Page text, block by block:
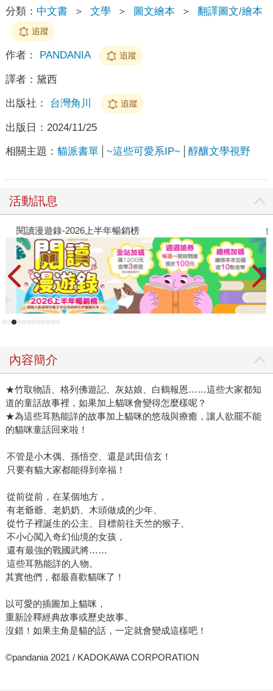
分類： 中文書 ＞ 文學 ＞ 圖文繪本 ＞ 翻譯圖文/繪本
追蹤
作者： PANDANIA 追蹤
譯者： 黛西
出版社： 台灣角川 追蹤
出版日： 2024/11/25
相關主題： 貓派書單 ~這些可愛系IP~ 醇釀文學視野
活動訊息
閱讀漫遊錄-2026上半年暢銷榜
內容簡介
★竹取物語、格列佛遊記、灰姑娘、白鶴報恩……這些大家都知
道的童話故事裡，如果加上貓咪會變得怎麼樣呢？
★為這些耳熟能詳的故事加上貓咪的悠哉與療癒，讓人欲罷不能
的貓咪童話回來啦！
不管是小木偶、孫悟空、還是武田信玄！
只要有貓大家都能得到幸福！
從前從前，在某個地方，
有老爺爺、老奶奶、木頭做成的少年、
從竹子裡誕生的公主、目標前往天竺的猴子、
不小心闖入奇幻仙境的女孩，
還有最強的戰國武將……
這些耳熟能詳的人物。
其實他們，都最喜歡貓咪了！
以可愛的插圖加上貓咪，
重新詮釋經典故事或歷史故事。
沒錯！如果主角是貓的話，一定就會變成這樣吧！
©pandania 2021 / KADOKAWA CORPORATION